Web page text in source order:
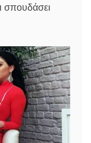
σπουδάσει